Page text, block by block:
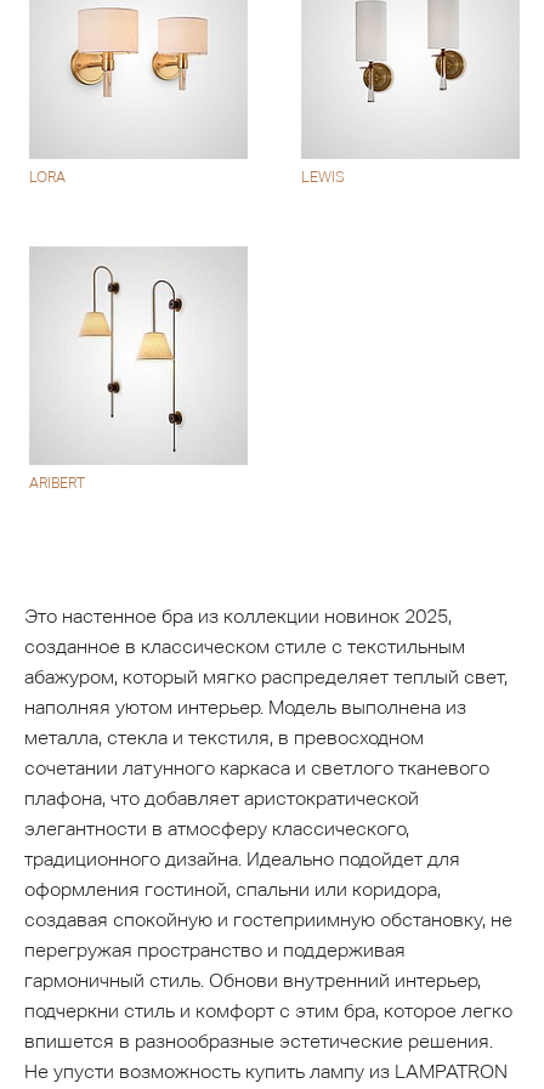
LORA LEWIS
ARIBERT
Это настенное бра из коллекции новинок 2025,
созданное в классическом стиле с текстильным
абажуром, который мягко распределяет теплый свет,
наполняя уютом интерьер. Модель выполнена из
металла, стекла и текстиля, в превосходном
сочетании латунного каркаса и светлого тканевого
плафона, что добавляет аристократической
элегантности в атмосферу классического,
традиционного дизайна. Идеально подойдет для
оформления гостиной, спальни или коридора,
создавая спокойную и гостеприимную обстановку, не
перегружая пространство и поддерживая
гармоничный стиль. Обнови внутренний интерьер,
подчеркни стиль и комфорт с этим бра, которое легко
впишется в разнообразные эстетические решения.
Не упусти возможность купить лампу из LAMPATRON